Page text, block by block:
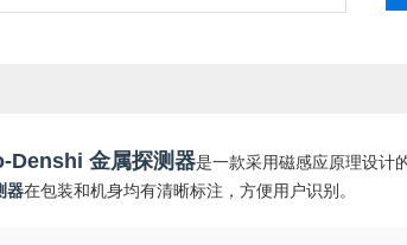
Denshi 金属探测器是一款采用磁感应原理设计
器在包装和机身均有清晰标注，方便用户识别。